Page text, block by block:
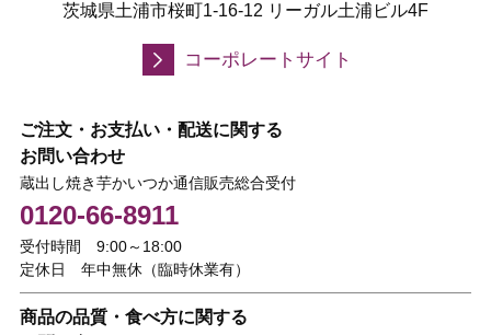
茨城県土浦市桜町1-16-12 リーガル土浦ビル4F
コーポレートサイト
ご注文・お支払い・配送に関する
お問い合わせ
蔵出し焼き芋かいつか通信販売総合受付
0120-66-8911
受付時間 9:00～18:00
定休日 年中無休（臨時休業有）
商品の品質・食べ方に関する